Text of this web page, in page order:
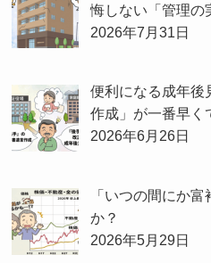
悔しない「管理の
2026年7月31日
便利になる成年
作成」が一番早く
2026年6月26日
「いつの間にか
か？
2026年5月29日